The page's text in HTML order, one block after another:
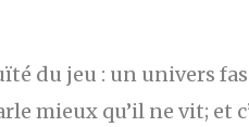
du jeu : un univers
mieux qu’il ne vit;